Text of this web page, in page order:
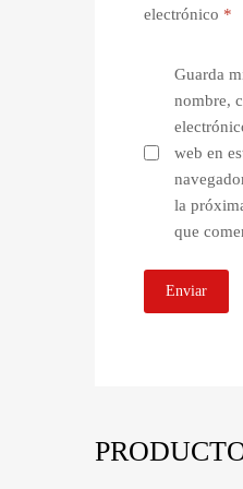
electrónico *
Guarda
nombre,
web en
la
que